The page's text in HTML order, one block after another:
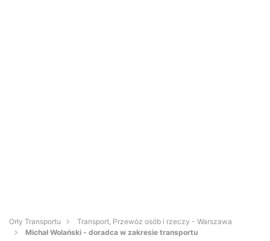
Orły Transportu
Transport, Przewóz osób i rzeczy - Warszawa
Michał Wolański - doradca w zakresie transportu